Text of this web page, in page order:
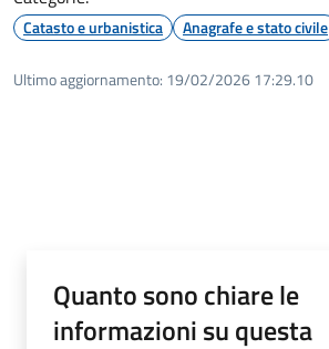
Catasto e urbanistica Anagrafe e stato civile
Ultimo aggiornamento: 19/02/2026 17:29.10
Quanto sono chiare le
informazioni su questa